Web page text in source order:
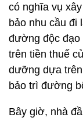
có nghĩa vụ
bảo nhu cầu đi
đường độc
trên tiền thuế
dưỡng dựa
bảo trì đường
Bây giờ, nhà